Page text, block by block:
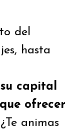
del
hasta
capital
ofrecer
animas